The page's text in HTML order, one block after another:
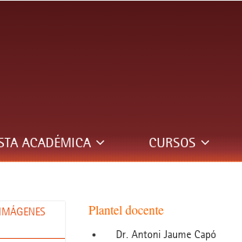
ACADÉMICA CURSOS
Plantel docente
Dr. Antoni Jaume Capó